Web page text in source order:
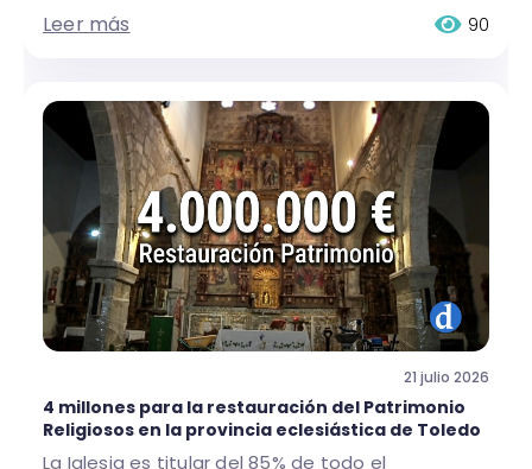
Leer más 90
21 julio 2026
4 millones para la restauración del Patrimonio
Religiosos en la provincia eclesiástica de Toledo
La Iglesia es titular del 85% de todo el